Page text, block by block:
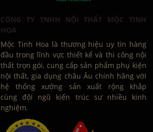
CÔNG TY TNHH NỘI THẤT MỘC TINH
HOA
Mộc Tinh Hoa là thương hiệu uy tín hàng
đầu trong lĩnh vực thiết kế và thi công nội
thất trọn gói, cung cấp sản phẩm phụ kiện
nội thất, gia dụng châu Âu chính hãng với
hệ thống xưởng sản xuất rộng khắp
cùng đội ngũ kiến trúc sư nhiều kinh
nghiệm.